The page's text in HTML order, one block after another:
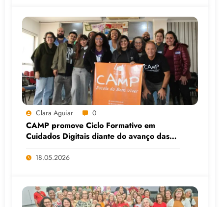
Clara Aguiar 0
CAMP promove Ciclo Formativo em
Cuidados Digitais diante do avanço das
Big Techs e da IA
18.05.2026